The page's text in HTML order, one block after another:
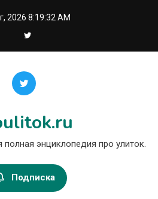
2026 8:19:33 AM
энциклопедия про улиток.
Подписка